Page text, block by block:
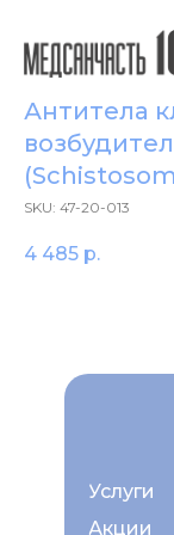
Антитела
SKU: 47-20-013
4 485 р.
Услуги
Акции